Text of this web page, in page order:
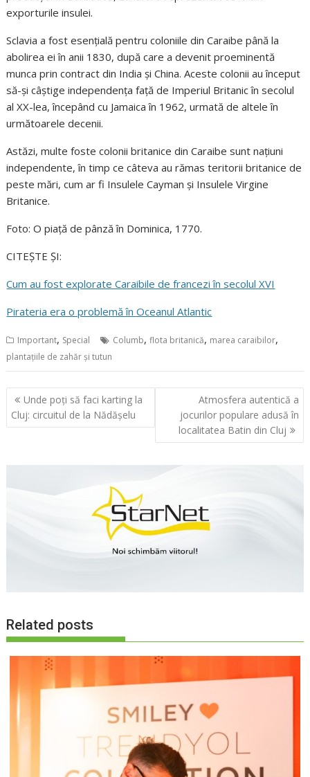
exporturile insulei.
Sclavia a fost esențială pentru coloniile din Caraibe până la
abolirea ei în anii 1830, după care a devenit proeminentă
munca prin contract din India și China. Aceste colonii au început
să-și câștige independența față de Imperiul Britanic în secolul
al XX-lea, începând cu Jamaica în 1962, urmată de altele în
următoarele decenii.
Astăzi, multe foste colonii britanice din Caraibe sunt națiuni
independente, în timp ce câteva au rămas teritorii britanice de
peste mări, cum ar fi Insulele Cayman și Insulele Virgine
Britanice.
Foto: O piață de pânză în Dominica, 1770.
CITEȘTE ȘI:
Cum au fost explorate Caraibile de francezi în secolul XVI
Pirateria era o problemă în Oceanul Atlantic
Important, Special Columb,flota britanică, marea caraibilor,
plantațiile de zahăr și tutun
Navigare
în
articole
Unde poți să faci karting la
Cluj: circuitul de la Nădășelu
Atmosfera autentică a
jocurilor populare adusă în
localitatea Batin din Cluj
Related posts